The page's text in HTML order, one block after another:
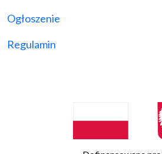
Ogłoszenie
Regulamin